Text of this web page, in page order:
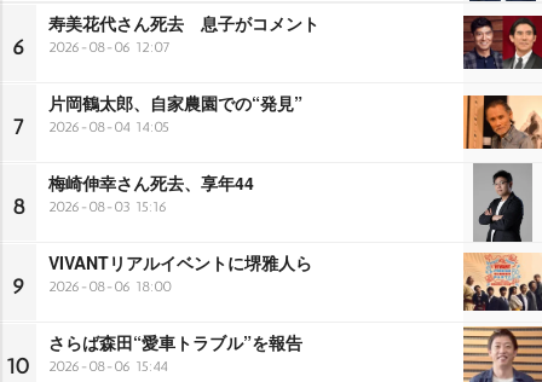
6
寿美花代さん死去 息子がコメント
2026-08-06 12:07
7
片岡鶴太郎、自家農園での“発見”
2026-08-04 14:05
8
梅崎伸幸さん死去、享年44
2026-08-03 15:16
9
VIVANTリアルイベントに堺雅人ら
2026-08-06 18:00
10
さらば森田“愛車トラブル”を報告
2026-08-06 15:44